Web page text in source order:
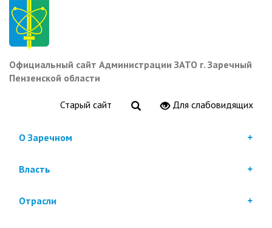
Перейти
основному
содержанию
Официальный сайт Администрации ЗАТО г. Заречный
Пензенской области
Старый сайт Для слабовидящих
О Заречном
Власть
Отрасли